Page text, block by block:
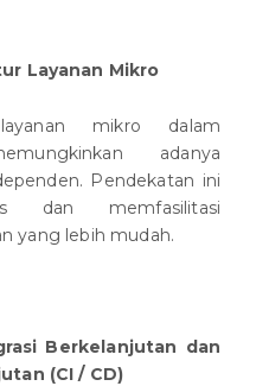
Layanan Mikro
mikro dalam
adanya
Pendekatan ini
dan memfasilitasi
yang lebih mudah.
Berkelanjutan dan
(CI / CD)